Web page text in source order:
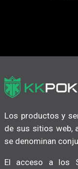
Los productos y
de sus sitios web,
se denominan
El acceso a los